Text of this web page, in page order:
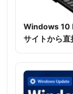
Windows 10
サイトから